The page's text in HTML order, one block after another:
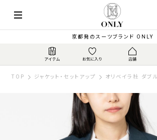
京都発のスーツブランド ONLY
TOP ジャケット・セットアップ オリベイラ社 ダブ